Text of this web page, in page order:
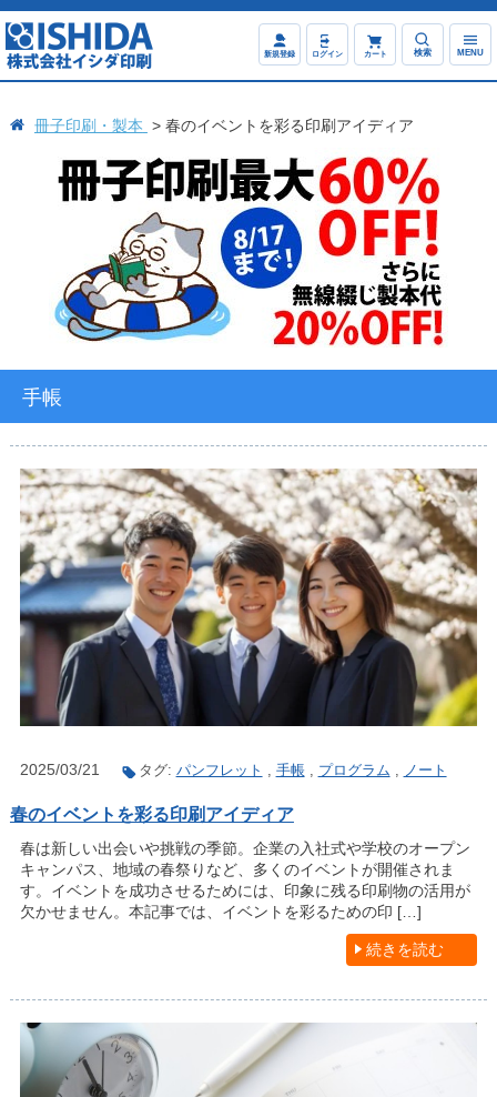
新規登録 ログイン カート 検索 MENU
冊子印刷・製本 春のイベントを彩る印刷アイディア
手帳
2025/03/21 タグ: パンフレット 手帳, プログラム ノート
春のイベントを彩る印刷アイディア
春は新しい出会いや挑戦の季節。企業の入社式や学校のオープン
キャンパス、地域の春祭りなど、多くのイベントが開催されま
す。イベントを成功させるためには、印象に残る印刷物の活用が
欠かせません。本記事では、イベントを彩るための印 […]
続きを読む